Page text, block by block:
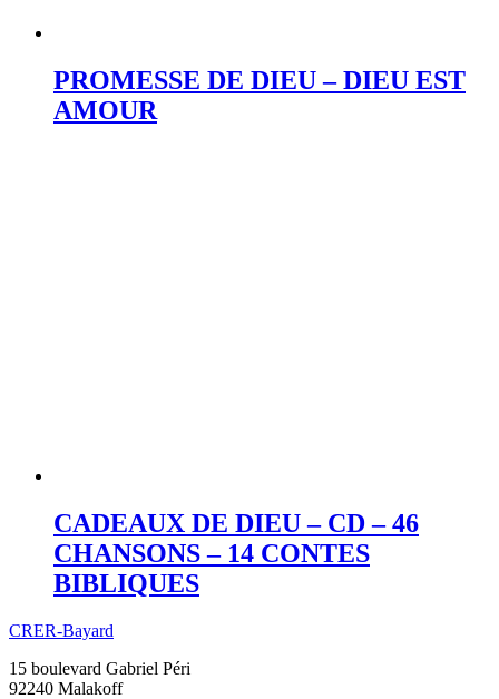
PROMESSE DE DIEU – DIEU EST
AMOUR
CADEAUX DE DIEU – CD – 46
CHANSONS – 14 CONTES
BIBLIQUES
CRER-Bayard
15 boulevard Gabriel Péri
92240 Malakoff